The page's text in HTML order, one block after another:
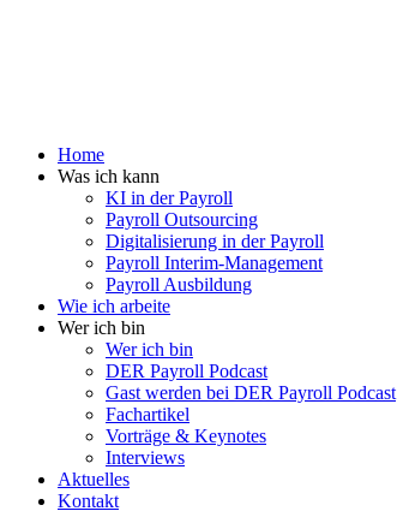
Home
Was ich kann
KI in der Payroll
Payroll Outsourcing
Digitalisierung in der Payroll
Payroll Interim-Management
Payroll Ausbildung
Wie ich arbeite
Wer ich bin
Wer ich bin
DER Payroll Podcast
Gast werden bei DER Payroll Podcast
Fachartikel
Vorträge & Keynotes
Interviews
Aktuelles
Kontakt